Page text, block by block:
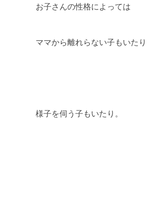
お子さんの性格によっては
ママから離れらない子もいたり
様子を伺う子もいたり。